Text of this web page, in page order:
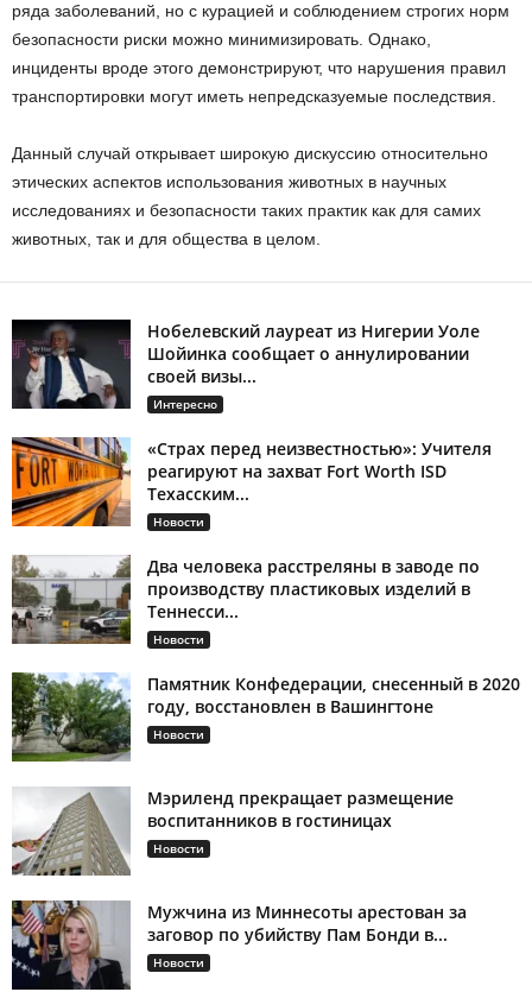
ряда заболеваний, но с курацией и соблюдением строгих норм
безопасности риски можно минимизировать. Однако,
инциденты вроде этого демонстрируют, что нарушения правил
транспортировки могут иметь непредсказуемые последствия.
Данный случай открывает широкую дискуссию относительно
этических аспектов использования животных в научных
исследованиях и безопасности таких практик как для самих
животных, так и для общества в целом.
Нобелевский лауреат из Нигерии Уоле
Шойинка сообщает о аннулировании
своей визы...
Интересно
«Страх перед неизвестностью»: Учителя
реагируют на захват Fort Worth ISD
Техасским...
Новости
Два человека расстреляны в заводе по
производству пластиковых изделий в
Теннесси...
Новости
Памятник Конфедерации, снесенный в 2020
году, восстановлен в Вашингтоне
Новости
Мэриленд прекращает размещение
воспитанников в гостиницах
Новости
Мужчина из Миннесоты арестован за
заговор по убийству Пам Бонди в...
Новости